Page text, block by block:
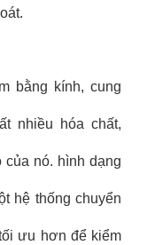
bằng kính, cung
nhiều hóa chất,
của nó. hình dạng
hệ thống chuyển
ưu hơn để kiểm